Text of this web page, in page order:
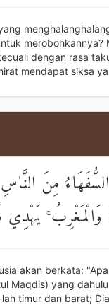
merobohkannya?
dengan rasa
mendapat siksa
مِنَ النَّاسِ
وَالْمَغْرِبُ
akan berkata:
Maqdis) yang
timur dan barat;